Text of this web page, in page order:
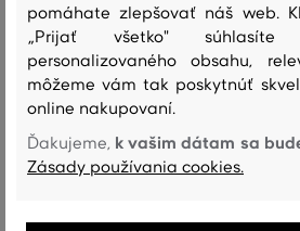
Farba
Veľkosť:
L
Ako sedí: Veľkosť
nosím
Markéta O.
Farba
Veľkosť:
S
Ako sedí: Veľkosť
nosím
pomáhate zlepšovať náš web.
„Prijať všetko" súhlasíte
personalizovaného obsahu,
môžeme vám tak poskytnúť
online nakupovaní.
Ďakujeme, k vašim dátam sa
Zásady používania cookies.